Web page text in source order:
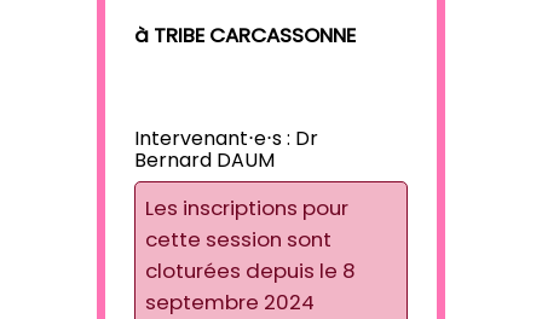
à TRIBE CARCASSONNE
Intervenant⋅e⋅s : Dr
Bernard DAUM
Les inscriptions pour
cette session sont
cloturées depuis le 8
septembre 2024